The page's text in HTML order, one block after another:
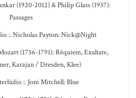
(1920-2012) & Philip Glass (1937):
Passages
:. Nicholas Payton: Nick@Night
(1756-1791): Réquiem, Exultate,
Karajan / Dresden, Klee)
:. Joni Mitchell: Blue